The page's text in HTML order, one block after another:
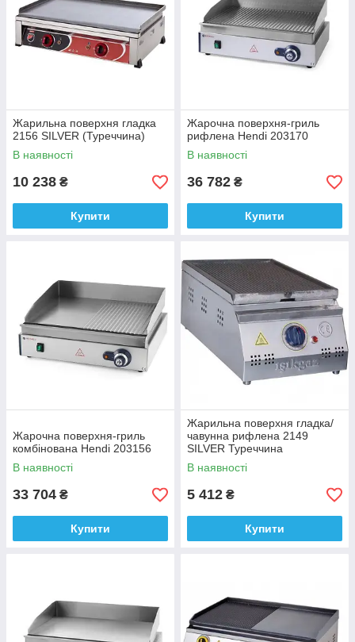
Жарильна поверхня гладка
2156 SILVER (Туреччина)
В наявності
10 238 ₴
Купити
Жарочна поверхня-гриль
рифлена Hendi 203170
В наявності
36 782 ₴
Купити
Жарочна поверхня-гриль
комбінована Hendi 203156
В наявності
33 704 ₴
Купити
Жарильна поверхня гладка/
чавунна рифлена 2149
SILVER Туреччина
В наявності
5 412 ₴
Купити